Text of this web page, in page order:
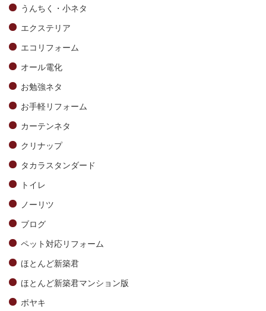
うんちく・小ネタ
エクステリア
エコリフォーム
オール電化
お勉強ネタ
お手軽リフォーム
カーテンネタ
クリナップ
タカラスタンダード
トイレ
ノーリツ
ブログ
ペット対応リフォーム
ほとんど新築君
ほとんど新築君マンション版
ボヤキ